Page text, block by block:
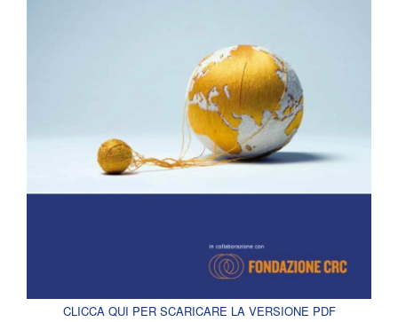
CLICCA QUI PER SCARICARE LA VERSIONE PDF